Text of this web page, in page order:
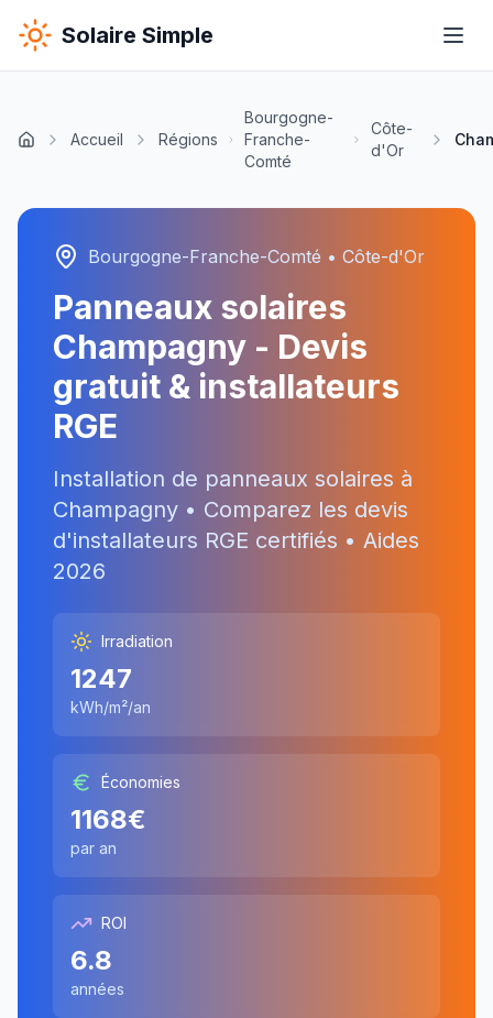
Solaire Simple
Accueil Régions
Bourgogne-
Franche-
Comté
Côte-
d'Or
Bourgogne-Franche-Comté • Côte-d'Or
Panneaux solaires
Champagny - Devis
gratuit & installateurs
RGE
Installation de panneaux solaires à
Champagny • Comparez les devis
d'installateurs RGE certifiés • Aides
2026
Irradiation
1247
kWh/m²/an
Économies
1168€
par an
ROI
6.8
années